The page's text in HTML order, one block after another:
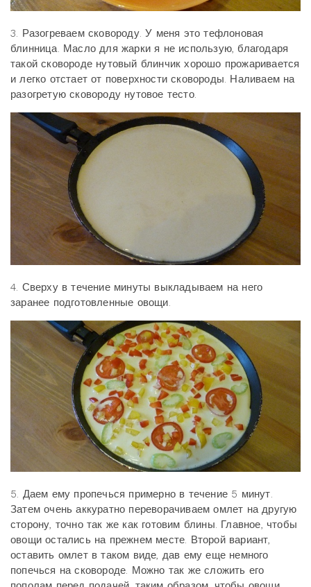
3. Разогреваем сковороду. У меня это тефлоновая
блинница. Масло для жарки я не использую, благодаря
такой сковороде нутовый блинчик хорошо прожаривается
и легко отстает от поверхности сковороды. Наливаем на
разогретую сковороду нутовое тесто.
4. Сверху в течение минуты выкладываем на него
заранее подготовленные овощи.
5. Даем ему пропечься примерно в течение 5 минут.
Затем очень аккуратно переворачиваем омлет на другую
сторону, точно так же как готовим блины. Главное, чтобы
овощи остались на прежнем месте. Второй вариант,
оставить омлет в таком виде, дав ему еще немного
попечься на сковороде. Можно так же сложить его